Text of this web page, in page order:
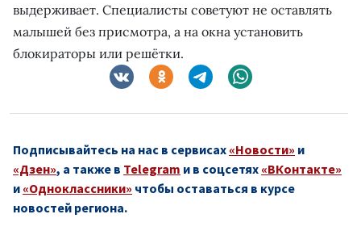
выдерживает. Специалисты советуют не оставлять
малышей без присмотра, а на окна установить
блокираторы или решётки.
Подписывайтесь на нас в сервисах «Новости» и
«Дзен», а также в Telegram и в соцсетях «ВКонтакте»
и «Одноклассники» чтобы оставаться в курсе
новостей региона.